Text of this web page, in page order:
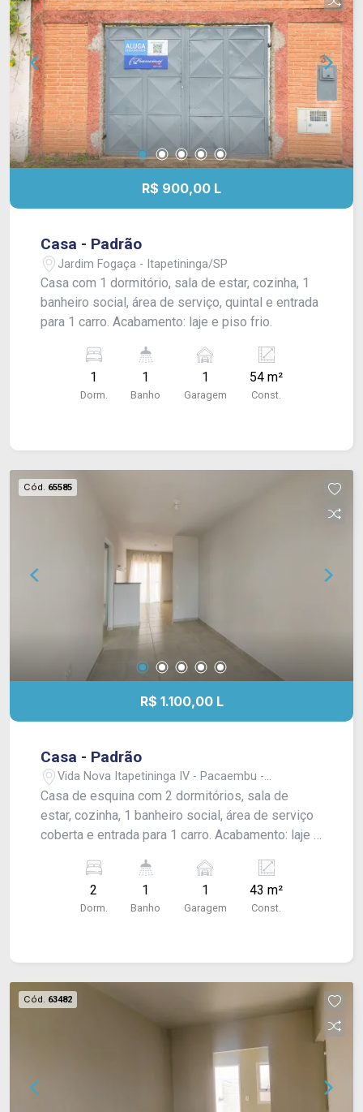
R$ 900,00 L
Casa - Padrão
Jardim Fogaça - Itapetininga/SP
Casa com 1 dormitório, sala de estar, cozinha, 1
banheiro social, área de serviço, quintal e entrada
para 1 carro. Acabamento: laje e piso frio.
1
Dorm.
1
Banho
1
Garagem
54 m²
Const.
Cód. 65585
R$ 1.100,00 L
Casa - Padrão
Vida Nova Itapetininga IV - Pacaembu -
Itapetininga/SP
Casa de esquina com 2 dormitórios, sala de
estar, cozinha, 1 banheiro social, área de serviço
coberta e entrada para 1 carro. Acabamento: laje e
2
Dorm.
1
Banho
1
Garagem
43 m²
Const.
Cód. 63482